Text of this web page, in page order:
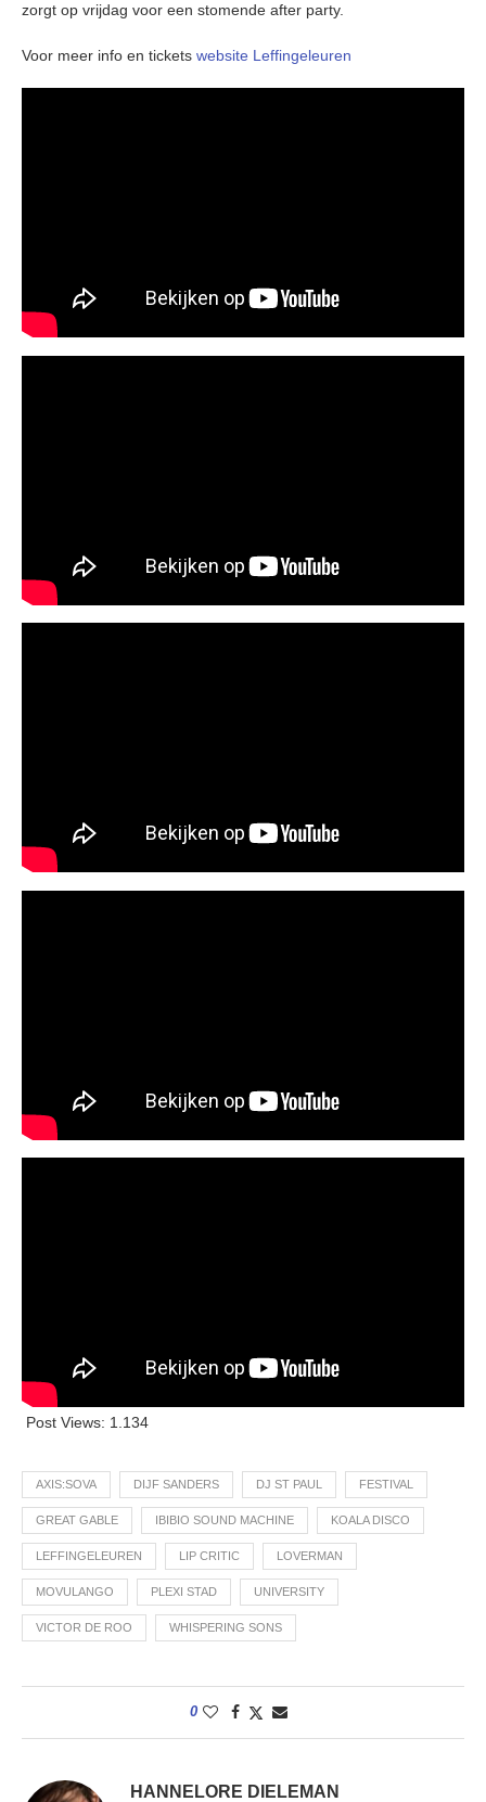
zorgt op vrijdag voor een stomende after party.
Voor meer info en tickets website Leffingeleuren
Post Views: 1.134
AXIS:SOVA DIJF SANDERS DJ ST PAUL FESTIVAL
GREAT GABLE IBIBIO SOUND MACHINE KOALA DISCO
LEFFINGELEUREN LIP CRITIC LOVERMAN
MOVULANGO PLEXI STAD UNIVERSITY
VICTOR DE ROO WHISPERING SONS
0
HANNELORE DIELEMAN